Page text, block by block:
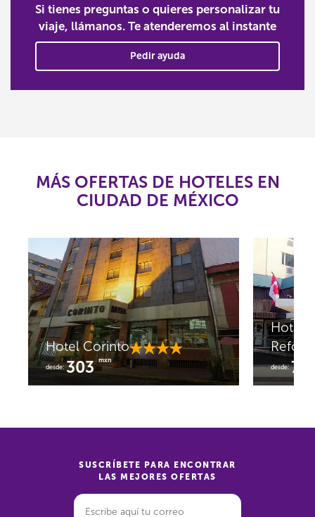
Si tienes preguntas o quieres personalizar tu
viaje, llámanos. Te atenderemos al instante
Pedir ayuda
MÁS OFERTAS DE HOTELES EN
CIUDAD DE MÉXICO
Hotel Corinto
desde: 303mxn
Hotel
desde:
SUSCRÍBETE PARA ENCONTRAR
LAS MEJORES OFERTAS